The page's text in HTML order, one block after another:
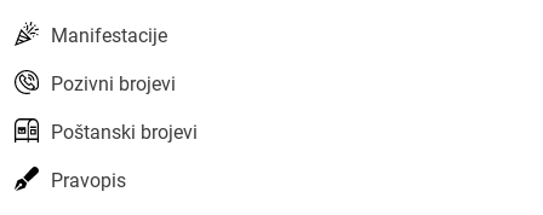
Manifestacije
Pozivni brojevi
Poštanski brojevi
Pravopis